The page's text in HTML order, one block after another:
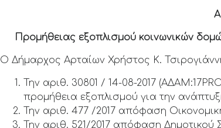
Προμήθειας εξοπλισμού κοινωνικών
Ο Δήμαρχος Αρταίων Χρήστος Κ.
Την αριθ. 30801 / 14-08-2017
προμήθεια εξοπλισμού για την
Την αριθ. 477 /2017 απόφαση
Την αριθ. 521/2017 απόφαση